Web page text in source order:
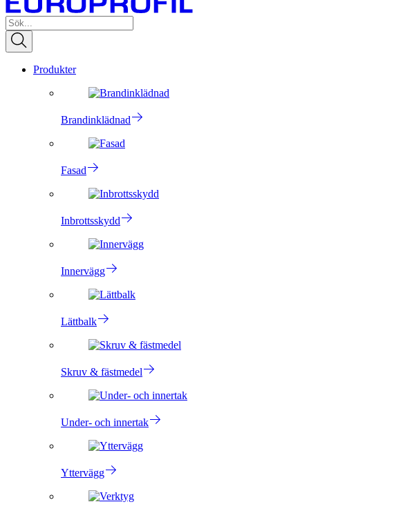
Produkter
Brandinklädnad
Fasad
Inbrottsskydd
Innervägg
Lättbalk
Skruv & fästmedel
Under- och innertak
Yttervägg